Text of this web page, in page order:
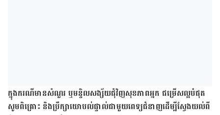
ក្នុង​ករណី​មាន​សំណួរ ឬ​មន្ទិល​សង្ស័យ​ជុំវិញ​សុខ​ភាព​អ្នក ជម្រើស​ល្អ​បំផុត
សូម​ពិគ្រោះ និង​ប្រឹក្សា​យោបល់​ផ្ទាល់​ជា​មួយ​ពេទ្យ​ជំនាញ​ដើម្បី​ស្វែង​យល់​ពី​